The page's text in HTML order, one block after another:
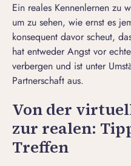
Ein reales Kennenlernen zu
um zu sehen, wie ernst es
konsequent davor scheut,
hat entweder Angst vor
verbergen und ist unter
Partnerschaft aus.
Von der
zur realen:
Treffen